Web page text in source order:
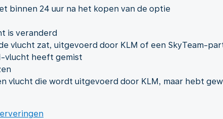
binnen 24 uur na het kopen van de optie
is veranderd
vlucht zat, uitgevoerd door KLM of een SkyTeam-
vlucht heeft gemist
vlucht die wordt uitgevoerd door KLM, maar hebt